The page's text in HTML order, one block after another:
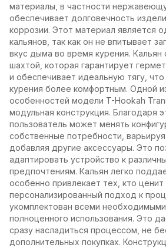
материалы, в частности
обеспечивает долговечность
коррозии. Этот материал является
кальянов, так как он не впитывает
вкус дыма во время курения.
шахтой, которая гарантирует
и обеспечивает идеальную тягу,
курения более комфортным. Одной
особенностей модели T-Hookah
модульная конструкция. Благодаря
пользователь может менять
собственные потребности,
добавляя другие аксессуары. Это
адаптировать устройство к
предпочтениям. Кальян легко
особенно привлекает тех, кто ценит
персонализированный подход к
укомплектован всеми
полноценного использования. Это
сразу насладиться процессом, не
дополнительных покупках.